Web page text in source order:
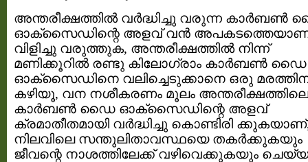
അന്തരീക്ഷത്തില്‍ വര്‍ദ്ധിച്ചു വരുന്ന കാര്‍ബണ്‍
ഓക്സൈഡിന്റെ അളവ് വന്‍
വിളിച്ചു വരുത്തുക, അന്തരീക്ഷത്തില്‍ നിന്ന്
മണിക്കൂറില്‍ രണ്ടു കിലോഗ്രാം കാര്‍ബണ്‍ ഡൈ
ഓക്സൈഡിനെ വലിച്ചെടുക്കാനെ ഒരു
കഴിയൂ, വന നശീകരണം മൂലം അന്തരീക്ഷത്തിലെ
കാര്‍ബണ്‍ ഡൈ ഓക്സൈഡിന്റെ അളവ്
ക്രമാതീതമായി വര്‍ദ്ധിച്ചു കൊണ്ടിരി
നിലവിലെ സന്തുലിതാവസ്ഥയെ തകര്‍ക്കുകയും
ജീവന്റെ നാശത്തിലേക്ക് വഴിവെക്കുകയും